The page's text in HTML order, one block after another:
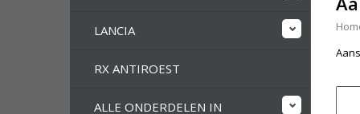
LANCIA
RX ANTIROEST
ALLE ONDERDELEN IN